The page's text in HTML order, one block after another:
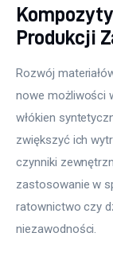
Produkcji
Rozwój
nowe możliwości
włókien
zwiększyć ich
czynniki
zastosowanie w
ratownictwo czy
niezawodności.